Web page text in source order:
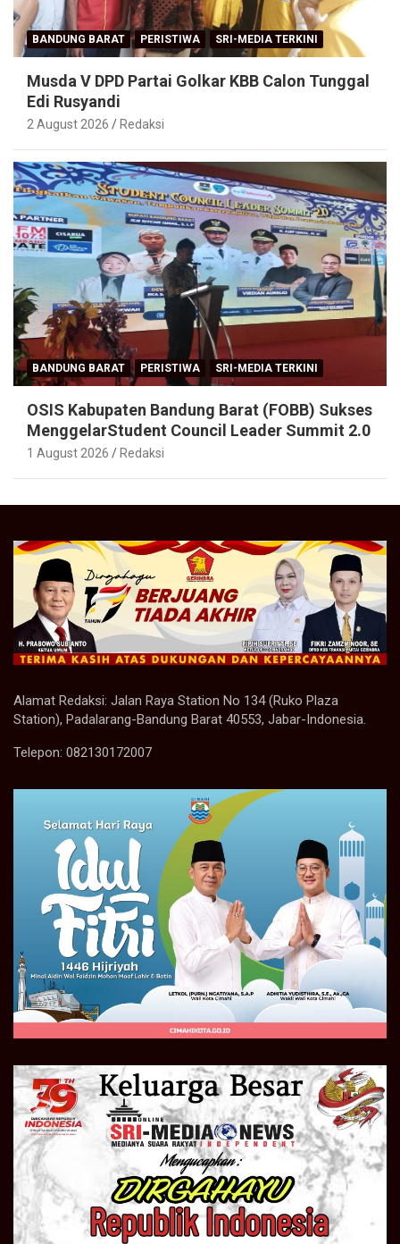
BANDUNG BARAT PERISTIWA SRI-MEDIA TERKINI
Musda V DPD Partai Golkar KBB Calon Tunggal
Edi Rusyandi
2 August 2026 Redaksi
BANDUNG BARAT PERISTIWA SRI-MEDIA TERKINI
OSIS Kabupaten Bandung Barat (FOBB) Sukses
MenggelarStudent Council Leader Summit 2.0
1 August 2026 Redaksi
Alamat Redaksi: Jalan Raya Station No 134 (Ruko Plaza
Station), Padalarang-Bandung Barat 40553, Jabar-Indonesia.
Telepon: 082130172007